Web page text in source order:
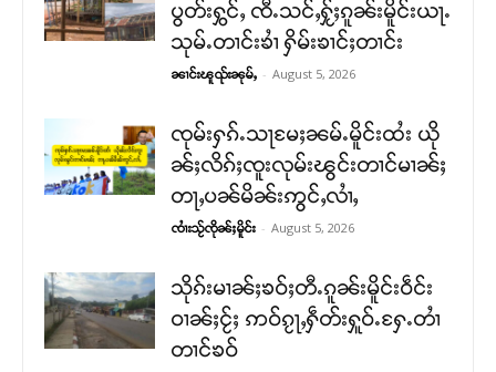
ပွတ်းႁွင်ႇ ၸီႉသင်ႇႁႂ်ႈၵူၼ်းမိူင်းယႃႉ
သုမ်ႉတၢင်းၶၢႆ ႁိမ်းၶၢင်ႈတၢင်း
ၼၢင်းၽူၺ်းၼုမ်ႇ - August 5, 2026
ၸုမ်းႁၵ်ႉသႃမႄႈၼမ်ႉမိူင်းထႆး ယို
ၼ်ႈလိၵ်ႈၸူးလုမ်းၽွင်းတၢင်မၢၼ်ႈ
တႃႇပၼ်မိၼ်းဢွင်ႇလၢႆႇ
ၸၢႆးသႂ်ၸိုၼ်ႈမိူင်း - August 5, 2026
သိုၵ်းမၢၼ်ႈၶဝ်ႈတီႉၵူၼ်းမိူင်းဝဵင်း
ဝၢၼ်ႈငႂ်ႈ ဢဝ်ၵႂႃႇႁဵတ်းႁူဝ်ႉႁႄႉတၢႆ
တၢင်ၶဝ်